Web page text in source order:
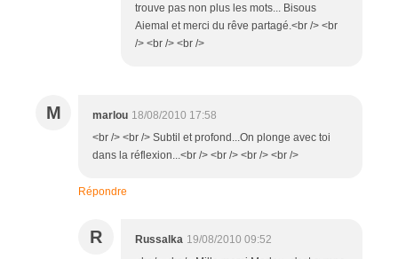
trouve pas non plus les mots... Bisous
Aiemal et merci du rêve partagé.<br /> <br
/> <br /> <br />
M marlou 18/08/2010 17:58
<br /> <br /> Subtil et profond...On plonge avec toi
dans la réflexion...<br /> <br /> <br /> <br />
Répondre
R Russalka 19/08/2010 09:52